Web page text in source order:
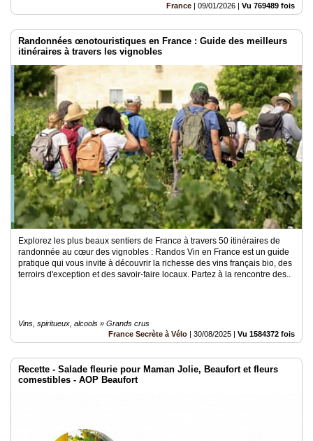
France | 09/01/2026 | Vu 769489 fois
Randonnées œnotouristiques en France : Guide des meilleurs
itinéraires à travers les vignobles
Explorez les plus beaux sentiers de France à travers 50 itinéraires de
randonnée au cœur des vignobles : Randos Vin en France est un guide
pratique qui vous invite à découvrir la richesse des vins français bio, des
terroirs d'exception et des savoir-faire locaux. Partez à la rencontre des..
Vins, spiritueux, alcools » Grands crus
France Secrète à Vélo | 30/08/2025 | Vu 1584372 fois
Recette - Salade fleurie pour Maman Jolie, Beaufort et fleurs
comestibles - AOP Beaufort